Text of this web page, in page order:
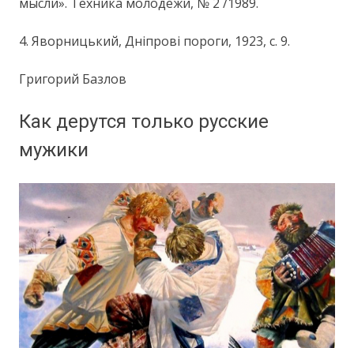
4. Яворницький, Дніпрові пороги, 1923, с. 9.
Григорий Базлов
Как дерутся только русские
мужики